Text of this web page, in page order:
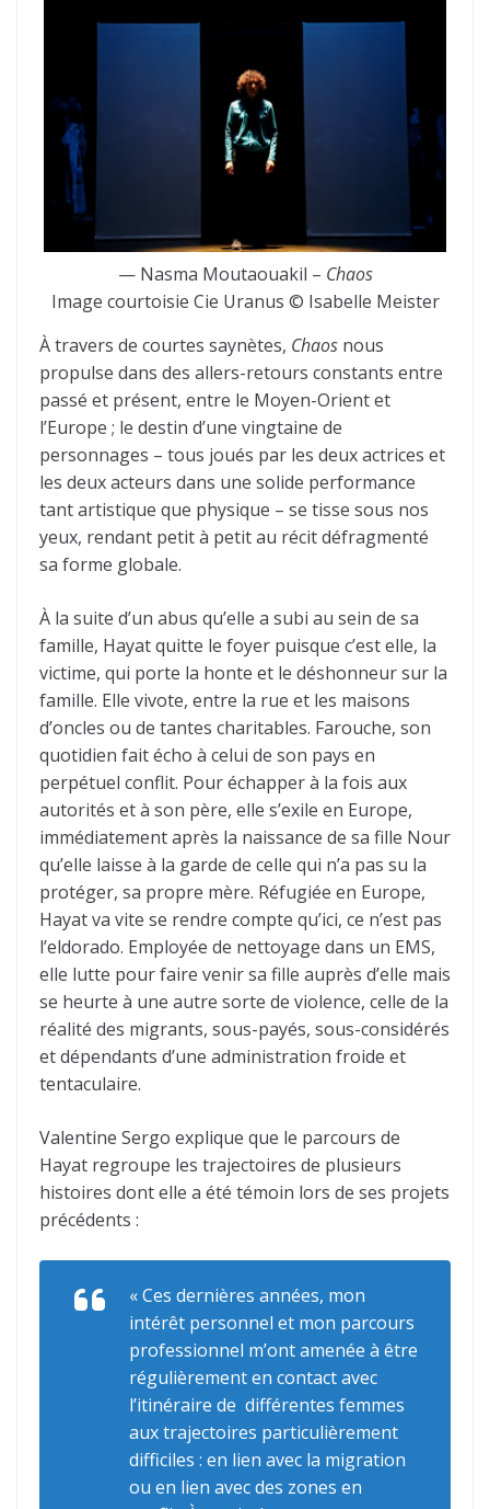
— Nasma Moutaouakil – Chaos
Image courtoisie Cie Uranus © Isabelle Meister
À travers de courtes saynètes, Chaos nous
propulse dans des allers-retours constants entre
passé et présent, entre le Moyen-Orient et
l’Europe ; le destin d’une vingtaine de
personnages – tous joués par les deux actrices et
les deux acteurs dans une solide performance
tant artistique que physique – se tisse sous nos
yeux, rendant petit à petit au récit défragmenté
sa forme globale.
À la suite d’un abus qu’elle a subi au sein de sa
famille, Hayat quitte le foyer puisque c’est elle, la
victime, qui porte la honte et le déshonneur sur la
famille. Elle vivote, entre la rue et les maisons
d’oncles ou de tantes charitables. Farouche, son
quotidien fait écho à celui de son pays en
perpétuel conflit. Pour échapper à la fois aux
autorités et à son père, elle s’exile en Europe,
immédiatement après la naissance de sa fille Nour
qu’elle laisse à la garde de celle qui n’a pas su la
protéger, sa propre mère. Réfugiée en Europe,
Hayat va vite se rendre compte qu’ici, ce n’est pas
l’eldorado. Employée de nettoyage dans un EMS,
elle lutte pour faire venir sa fille auprès d’elle mais
se heurte à une autre sorte de violence, celle de la
réalité des migrants, sous-payés, sous-considérés
et dépendants d’une administration froide et
tentaculaire.
Valentine Sergo explique que le parcours de
Hayat regroupe les trajectoires de plusieurs
histoires dont elle a été témoin lors de ses projets
précédents :
« Ces dernières années, mon
intérêt personnel et mon parcours
professionnel m’ont amenée à être
régulièrement en contact avec
l’itinéraire de différentes femmes
aux trajectoires particulièrement
difficiles : en lien avec la migration
ou en lien avec des zones en